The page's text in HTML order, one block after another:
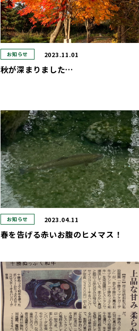
お知らせ 2023.11.01
秋が深まりました…
お知らせ 2023.04.11
春を告げる赤いお腹のヒメマス！